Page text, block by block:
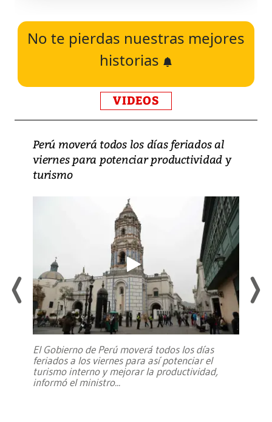
No te pierdas nuestras mejores
historias
VIDEOS
Perú moverá todos los días feriados al
viernes para potenciar productividad y
turismo
El Gobierno de Perú moverá todos los días
feriados a los viernes para así potenciar el
turismo interno y mejorar la productividad,
informó el ministro...